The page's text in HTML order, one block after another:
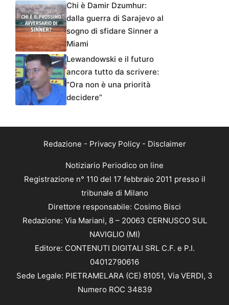
Chi è Damir Dzumhur:
dalla guerra di Sarajevo al
sogno di sfidare Sinner a
Miami
Lewandowski e il futuro
ancora tutto da scrivere:
“Ora non è una priorità
decidere”
Redazione - Privacy Policy- Disclaimer
Notiziario Periodico on line
Registrazione n° 110 del 17 febbraio 2011 presso il
tribunale di Milano
Direttore responsabile: Cosimo Bisci
Redazione: Via Mariani, 8 – 20063 CERNUSCO SUL
NAVIGLIO (MI)
Editore: CONTENUTI DIGITALI SRL C.F. e P.I.
04012790616
Sede Legale: PIETRAMELARA (CE) 81051, Via VERDI, 3
Numero ROC 34839